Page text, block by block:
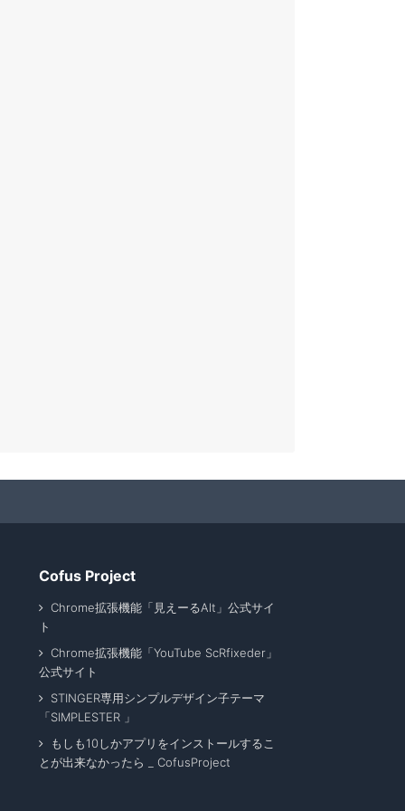
Cofus Project
Chrome拡張機能「見えーるAlt」公式サイ
ト
Chrome拡張機能「YouTube ScRfixeder」
公式サイト
STINGER専用シンプルデザイン子テーマ
「SIMPLESTER 」
もしも10しかアプリをインストールするこ
とが出来なかったら _ CofusProject